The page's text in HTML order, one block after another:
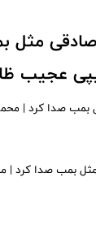
مثل
عجیب
صدا کرد |